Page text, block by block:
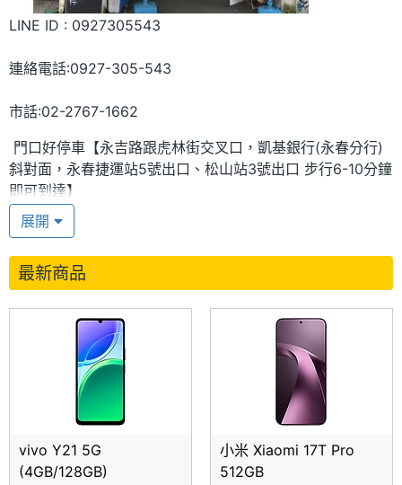
LINE ID : 0927305543
連絡電話:0927-305-543
市話:02-2767-1662
門口好停車【永吉路跟虎林街交叉口，凱基銀行(永春分行)
斜對面，永春捷運站5號出口、松山站3號出口 步行6-10分鐘
即可到達】
營業時間：早上12:00～晚上21:00 (周一到周
(週日公休)
《各家門號新辦、號碼可攜》
《高價回收中古機》《各廠牌
手機快速維修》《平板、3C商品》
手機保證全新未拆封商品，絕非外面水貨福利
保證單一門號、無加值服務
需表明手機王網友或列印報價單才能有此優惠
價錢
手機王價格皆為現金未稅價
展開
最新商品
vivo Y21 5G
(4GB/128GB)
小米 Xiaomi 17T Pro
512GB